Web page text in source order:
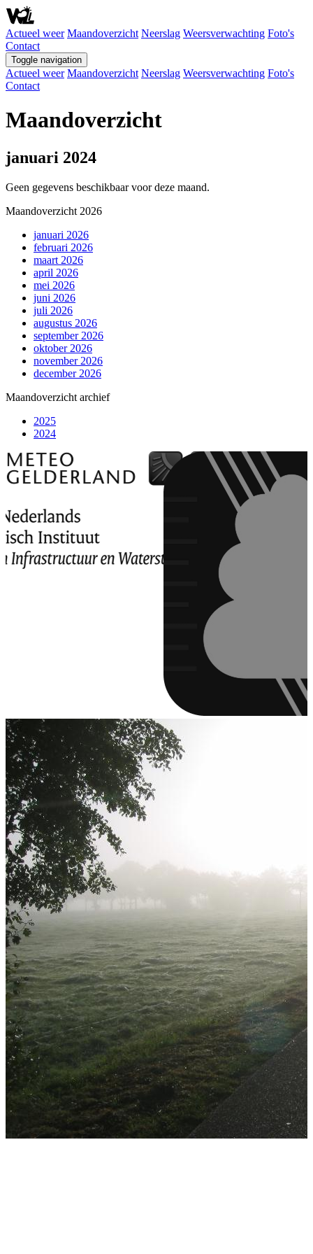
Actueel weer Maandoverzicht Neerslag Weersverwachting Foto's
Contact
Toggle navigation
Actueel weer Maandoverzicht Neerslag Weersverwachting Foto's
Contact
Maandoverzicht
januari 2024
Geen gegevens beschikbaar voor deze maand.
Maandoverzicht 2026
januari 2026
februari 2026
maart 2026
april 2026
mei 2026
juni 2026
juli 2026
augustus 2026
september 2026
oktober 2026
november 2026
december 2026
Maandoverzicht archief
2025
2024